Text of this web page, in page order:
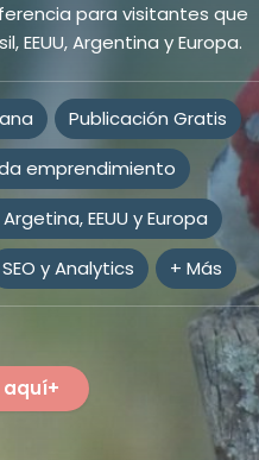
para visitantes que
EEUU, Argentina y Europa.
Publicación Gratis
emprendimiento
EEUU y Europa
SEO y Analytics + Más